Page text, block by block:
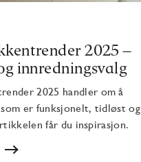
2025 –
innredningsvalg
2025 handler om å
er funksjonelt, tidløst og
får du inspirasjon.